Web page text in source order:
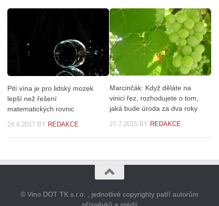
Pití vína je pro lidský mozek
lepší než řešení
matematických rovnic
24.4.2017 BY REDAKCE
Marcinčák: Když děláte na
vinici řez, rozhodujete o tom,
jaká bude úroda za dva roky
27.7.2015 BY REDAKCE
© Vino DOT TK s.r.o. , jednotlivé copyrighty patří autorům